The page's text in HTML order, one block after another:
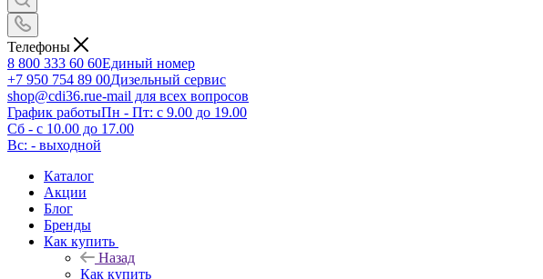
Телефоны
8 800 333 60 60Единый номер
+7 950 754 89 00Дизельный сервис
shop@cdi36.rue-mail для всех вопросов
График работыПн - Пт: с 9.00 до 19.00
Сб - с 10.00 до 17.00
Вс: - выходной
Каталог
Акции
Блог
Бренды
Как купить
Назад
Как купить